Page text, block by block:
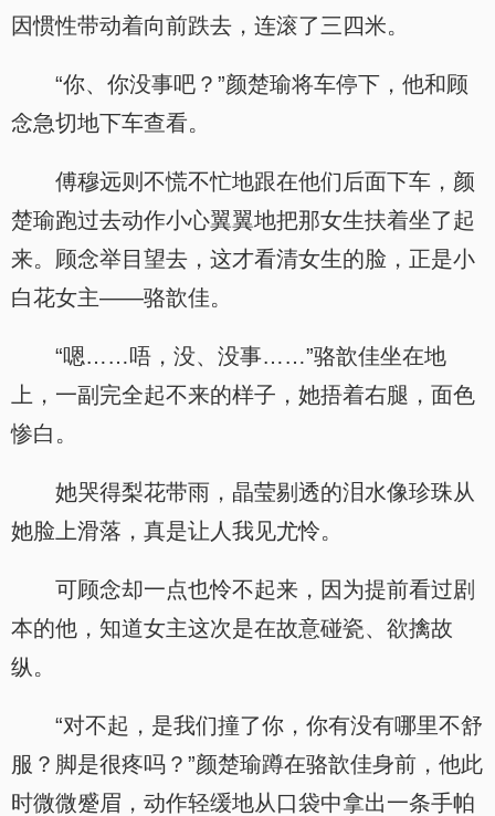
因惯性带动着向前跌去，连滚了三四米。
“你、你没事吧？”颜楚瑜将车停下，他和顾
念急切地下车查看。
傅穆远则不慌不忙地跟在他们后面下车，颜
楚瑜跑过去动作小心翼翼地把那女生扶着坐了起
来。顾念举目望去，这才看清女生的脸，正是小
白花女主——骆歆佳。
“嗯……唔，没、没事……”骆歆佳坐在地
上，一副完全起不来的样子，她捂着右腿，面色
惨白。
她哭得梨花带雨，晶莹剔透的泪水像珍珠从
她脸上滑落，真是让人我见尤怜。
可顾念却一点也怜不起来，因为提前看过剧
本的他，知道女主这次是在故意碰瓷、欲擒故
纵。
“对不起，是我们撞了你，你有没有哪里不舒
服？脚是很疼吗？”颜楚瑜蹲在骆歆佳身前，他此
时微微蹙眉，动作轻缓地从口袋中拿出一条手帕